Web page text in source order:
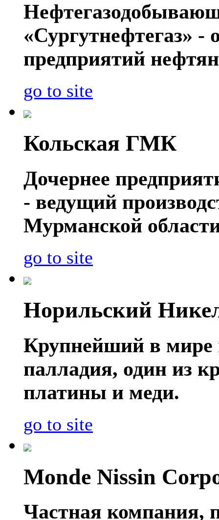
«Сургутнефтегаз» -
предприятий
go to site
Кольская ГМК
Дочернее
- ведущий
Мурманской
go to site
Норильский
Крупнейший в мире
палладия, один из
платины и меди.
go to site
Monde Nissin
Частная компания,